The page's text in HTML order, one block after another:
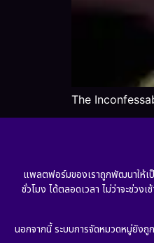
The
แพลตฟอร์มของเราถูกพัฒนาให้เ
ชั่วโมง ได้ตลอดเวลา ไม่ว่าจะช่ว
นอกจากนี้ ระบบการจัดหมวดหมู่ยัง